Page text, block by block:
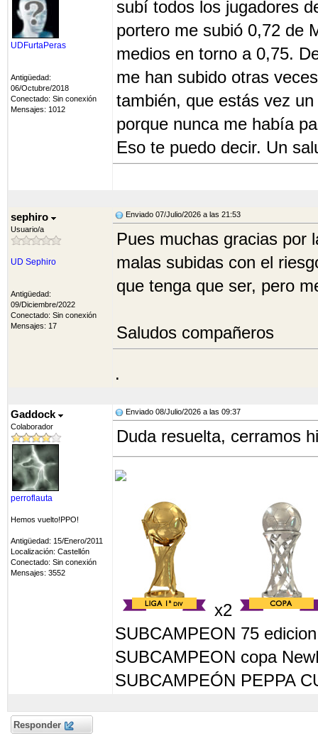
UDFurtaPeras
Antigüedad:
06/Octubre/2018
Conectado: Sin conexión
Mensajes: 1012
subí todos los jugadores
portero me subió 0,72 de
medios en torno a 0,75.
me han subido otras
también, que estás vez
porque nunca me había
Eso te puedo decir. Un
sephiro
Usuario/a
UD Sephiro
Antigüedad:
09/Diciembre/2022
Conectado: Sin conexión
Mensajes: 17
Enviado 07/Julio/2026 a las 21:53
Pues muchas gracias por
malas subidas con el
que tenga que ser, pero
Saludos compañeros
.
Gaddock
Colaborador
perroflauta
Hemos vuelto!PPO!
Antigüedad: 15/Enero/2011
Localización: Castellón
Conectado: Sin conexión
Mensajes: 3552
Enviado 08/Julio/2026 a las 09:37
Duda resuelta, cerramos
x2
SUBCAMPEON 75
SUBCAMPEON copa
SUBCAMPEÓN PEPPA
Responder